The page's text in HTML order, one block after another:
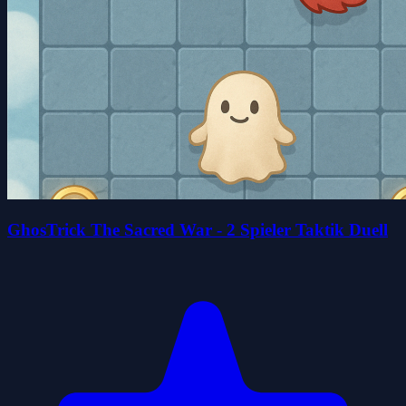
GhosTrick The Sacred War - 2 Spieler Taktik Duell